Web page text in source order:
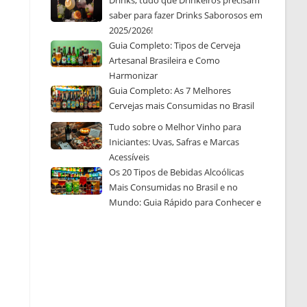
saber para fazer Drinks Saborosos em
2025/2026!
Guia Completo: Tipos de Cerveja
Artesanal Brasileira e Como
Harmonizar
Guia Completo: As 7 Melhores
Cervejas mais Consumidas no Brasil
Tudo sobre o Melhor Vinho para
Iniciantes: Uvas, Safras e Marcas
Acessíveis
Os 20 Tipos de Bebidas Alcoólicas
Mais Consumidas no Brasil e no
Mundo: Guia Rápido para Conhecer e